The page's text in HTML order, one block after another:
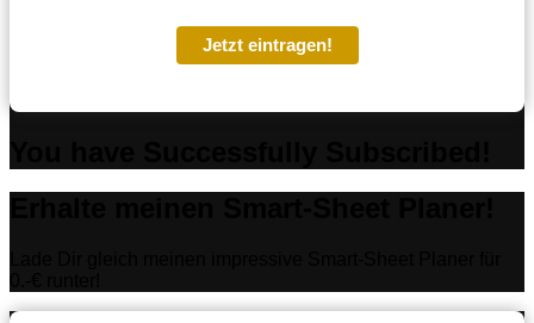
Jetzt eintragen!